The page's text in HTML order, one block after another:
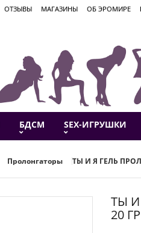
ОТЗЫВЫ МАГАЗИНЫ ОБ ЭРОМИРЕ
БДСМ SEX-ИГРУШКИ
Пролонгаторы ТЫ И Я ГЕЛЬ
ТЫ И
20 ГР